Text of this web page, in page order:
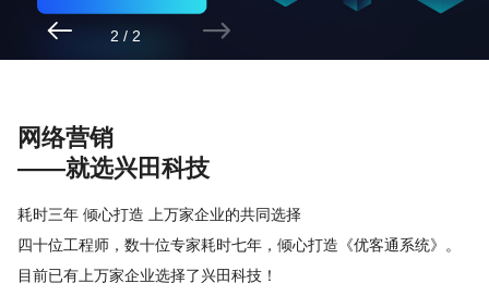

2 / 2

网络营销
——就选兴田科技
耗时三年 倾心打造 上万家企业的共同选择
四十位工程师，数十位专家耗时七年，倾心打造《优客通系统》。
目前已有上万家企业选择了兴田科技！